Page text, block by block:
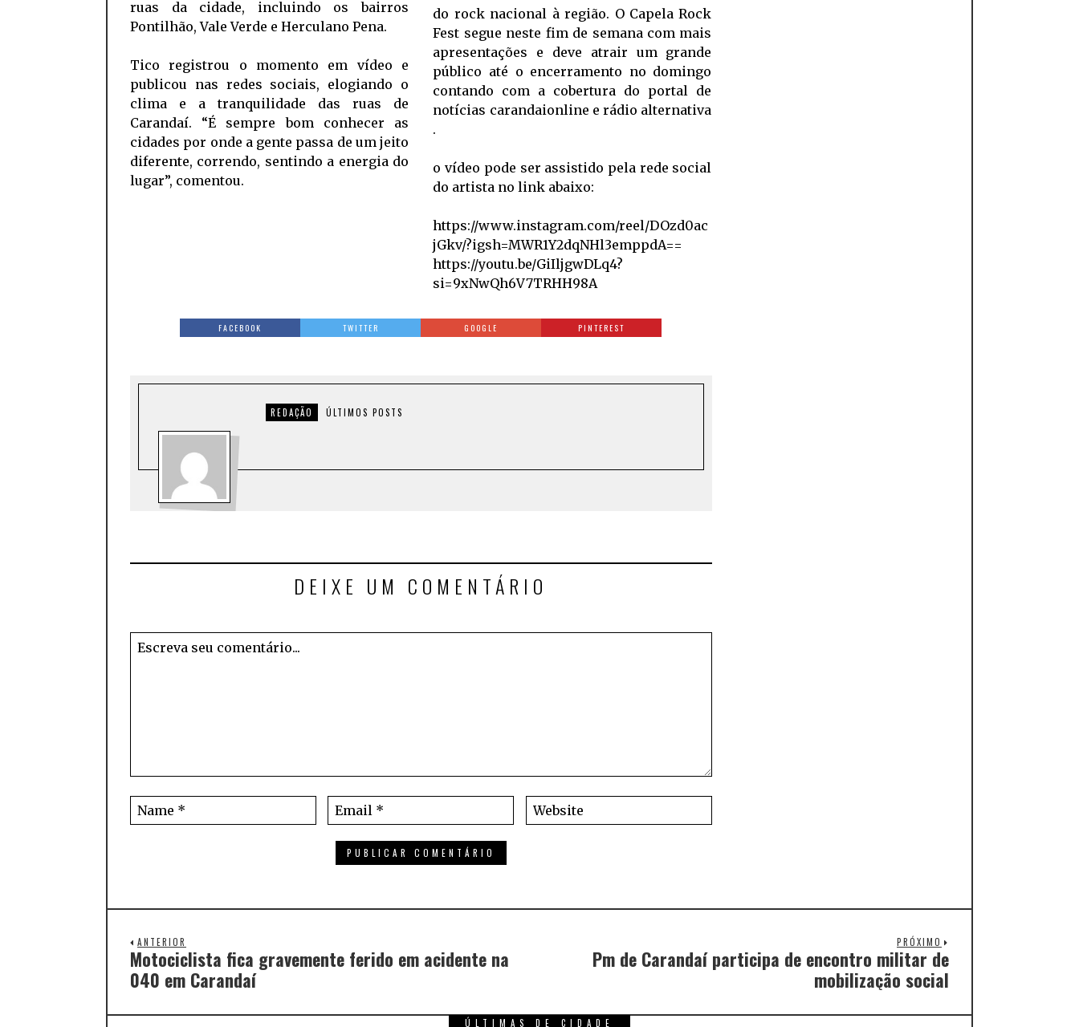
ruas da cidade, incluindo os bairros
Pontilhão, Vale Verde e Herculano Pena.
Tico registrou o momento em vídeo e
publicou nas redes sociais, elogiando o
clima e a tranquilidade das ruas de
Carandaí. “É sempre bom conhecer as
cidades por onde a gente passa de um jeito
diferente, correndo, sentindo a energia do
lugar”, comentou.
do rock nacional à região. O Capela Rock
Fest segue neste fim de semana com mais
apresentações e deve atrair um grande
público até o encerramento no domingo
contando com a cobertura do portal de
notícias carandaionline e rádio alternativa
.
o vídeo pode ser assistido pela rede social
do artista no link abaixo:
https://www.instagram.com/reel/DOzd0ac
jGkv/?igsh=MWR1Y2dqNHl3emppdA==
https://youtu.be/GiIljgwDLq4?
si=9xNwQh6V7TRHH98A
FACEBOOK TWITTER GOOGLE PINTEREST
REDAÇÃO ÚLTIMOS POSTS
DEIXE UM COMENTÁRIO
ANTERIOR
Motociclista fica gravemente ferido em acidente na
040 em Carandaí
PRÓXIMO
Pm de Carandaí participa de encontro militar de
mobilização social
ÚLTIMAS DE CIDADE